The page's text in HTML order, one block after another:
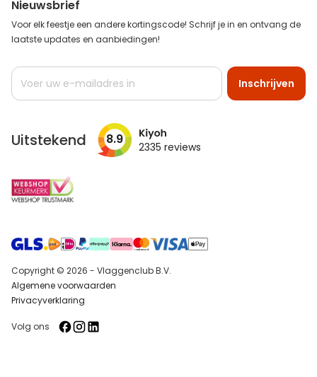
Nieuwsbrief
Voor elk feestje een andere kortingscode! Schrijf je in en ontvang de
laatste updates en aanbiedingen!
Abonneer
op
Inschrijven
Uitstekend 8.9 2335 reviews
Copyright © 2026 - Vlaggenclub B.V.
Algemene voorwaarden
Privacyverklaring
Volg ons